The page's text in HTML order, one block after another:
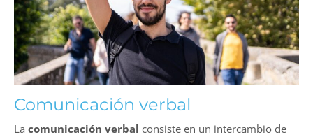
Comunicación verbal
La comunicación verbal consiste en un intercambio de